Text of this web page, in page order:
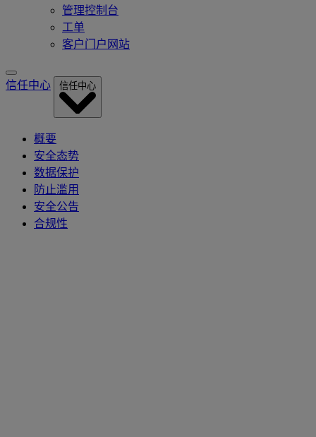
管理控制台
工单
客户门户网站
信任中心 信任中心
概要
安全态势
数据保护
防止滥用
安全公告
合规性